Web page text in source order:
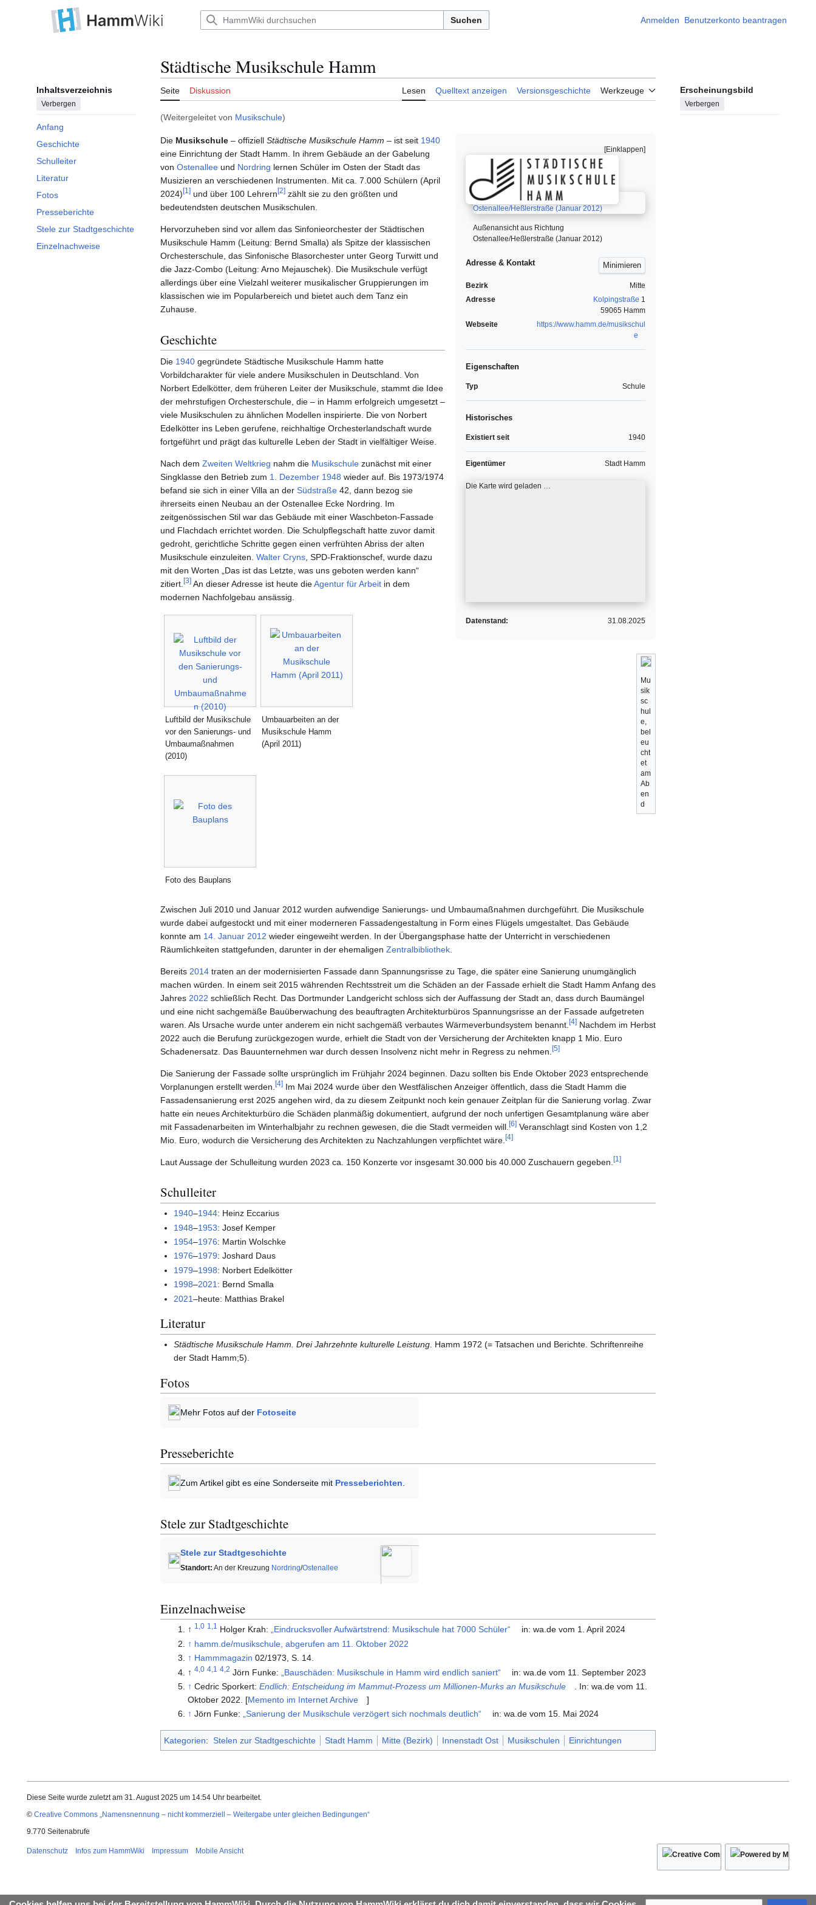
Hauptmenü Suchen Anmelden Benutzerkonto beantragen
Inhaltsverzeichnis
Verbergen
Anfang
Geschichte
Schulleiter
Literatur
Fotos
Presseberichte
Stele zur Stadtgeschichte
Einzelnachweise
Städtische Musikschule Hamm
Seite Diskussion Lesen Quelltext anzeigen Versionsgeschichte Werkzeuge Erscheinungsbild
Verbergen
(Weitergeleitet von Musikschule)
Außenansicht aus Richtung
Ostenallee/Heßlerstraße (Januar 2012)
Adresse & Kontakt
Bezirk
Mitte
Adresse
Kolpingstraße 1
59065 Hamm
Webseite
https://www.hamm.de/musikschul
e
Eigenschaften
Typ Schule
Historisches
Existiert seit 1940
Eigentümer Stadt Hamm
Die Karte wird geladen …
Datenstand: 31.08.2025
Mu
sik
sc
hul
e,
bel
eu
cht
et
am
Ab
en
d
Die Musikschule – offiziell Städtische Musikschule Hamm – ist seit 1940
eine Einrichtung der Stadt Hamm. In ihrem Gebäude an der Gabelung
von Ostenallee und Nordring lernen Schüler im Osten der Stadt das
Musizieren an verschiedenen Instrumenten. Mit ca. 7.000 Schülern (April
2024) [1] und über 100 Lehrern [2] zählt sie zu den größten und
bedeutendsten deutschen Musikschulen.
Hervorzuheben sind vor allem das Sinfonieorchester der Städtischen
Musikschule Hamm (Leitung: Bernd Smalla) als Spitze der klassischen
Orchesterschule, das Sinfonische Blasorchester unter Georg Turwitt und
die Jazz-Combo (Leitung: Arno Mejauschek). Die Musikschule verfügt
allerdings über eine Vielzahl weiterer musikalischer Gruppierungen im
klassischen wie im Popularbereich und bietet auch dem Tanz ein
Zuhause.
Geschichte
Die 1940 gegründete Städtische Musikschule Hamm hatte
Vorbildcharakter für viele andere Musikschulen in Deutschland. Von
Norbert Edelkötter, dem früheren Leiter der Musikschule, stammt die Idee
der mehrstufigen Orchesterschule, die – in Hamm erfolgreich umgesetzt –
viele Musikschulen zu ähnlichen Modellen inspirierte. Die von Norbert
Edelkötter ins Leben gerufene, reichhaltige Orchesterlandschaft wurde
fortgeführt und prägt das kulturelle Leben der Stadt in vielfältiger Weise.
Nach dem Zweiten Weltkrieg nahm die Musikschule zunächst mit einer
Singklasse den Betrieb zum 1. Dezember 1948 wieder auf. Bis 1973/1974
befand sie sich in einer Villa an der Südstraße 42, dann bezog sie
ihrerseits einen Neubau an der Ostenallee Ecke Nordring. Im
zeitgenössischen Stil war das Gebäude mit einer Waschbeton-Fassade
und Flachdach errichtet worden. Die Schulpflegschaft hatte zuvor damit
gedroht, gerichtliche Schritte gegen einen verfrühten Abriss der alten
Musikschule einzuleiten. Walter Cryns , SPD-Fraktionschef, wurde dazu
mit den Worten „Das ist das Letzte, was uns geboten werden kann“
zitiert. [3] An dieser Adresse ist heute dieAgentur für Arbeit in dem
modernen Nachfolgebau ansässig.
Luftbild der Musikschule
vor den Sanierungs- und
Umbaumaßnahmen
(2010)
Umbauarbeiten an der
Musikschule Hamm
(April 2011)
Foto des Bauplans
Zwischen Juli 2010 und Januar 2012 wurden aufwendige Sanierungs- und Umbaumaßnahmen durchgeführt. Die Musikschule
wurde dabei aufgestockt und mit einer moderneren Fassadengestaltung in Form eines Flügels umgestaltet. Das Gebäude
konnte am 14. Januar 2012 wieder eingeweiht werden. In der Übergangsphase hatte der Unterricht in verschiedenen
Räumlichkeiten stattgefunden, darunter in der ehemaligen Zentralbibliothek
Bereits 2014 traten an der modernisierten Fassade dann Spannungsrisse zu Tage, die später eine Sanierung unumgänglich
machen würden. In einem seit 2015 währenden Rechtsstreit um die Schäden an der Fassade erhielt die Stadt Hamm Anfang des
Jahres 2022 schließlich Recht. Das Dortmunder Landgericht schloss sich der Auffassung der Stadt an, dass durch Baumängel
und eine nicht sachgemäße Bauüberwachung des beauftragten Architekturbüros Spannungsrisse an der Fassade aufgetreten
waren. Als Ursache wurde unter anderem ein nicht sachgemäß verbautes Wärmeverbundsystem benannt. [4] Nachdem im Herbst
2022 auch die Berufung zurückgezogen wurde, erhielt die Stadt von der Versicherung der Architekten knapp 1 Mio. Euro
Schadenersatz. Das Bauunternehmen war durch dessen Insolvenz nicht mehr in Regress zu nehmen. [5]
Die Sanierung der Fassade sollte ursprünglich im Frühjahr 2024 beginnen. Dazu sollten bis Ende Oktober 2023 entsprechende
Vorplanungen erstellt werden. [4] Im Mai 2024 wurde über den Westfälischen Anzeiger öffentlich, dass die Stadt Hamm die
Fassadensanierung erst 2025 angehen wird, da zu diesem Zeitpunkt noch kein genauer Zeitplan für die Sanierung vorlag. Zwar
hatte ein neues Architekturbüro die Schäden planmäßig dokumentiert, aufgrund der noch unfertigen Gesamtplanung wäre aber
mit Fassadenarbeiten im Winterhalbjahr zu rechnen gewesen, die die Stadt vermeiden will. [6] Veranschlagt sind Kosten von 1,2
Mio. Euro, wodurch die Versicherung des Architekten zu Nachzahlungen verpflichtet wäre. [4]
Laut Aussage der Schulleitung wurden 2023 ca. 150 Konzerte vor insgesamt 30.000 bis 40.000 Zuschauern gegeben. [1]
Schulleiter
1940–1944: Heinz Eccarius
1948–1953: Josef Kemper
1954–1976: Martin Wolschke
1976–1979: Joshard Daus
1979–1998: Norbert Edelkötter
1998–2021 : Bernd Smalla
2021–heute: Matthias Brakel
Literatur
Städtische Musikschule Hamm. Drei Jahrzehnte kulturelle Leistung . Hamm 1972 (= Tatsachen und Berichte. Schriftenreihe
der Stadt Hamm;5).
Fotos
Mehr Fotos auf der Fotoseite
Presseberichte
Zum Artikel gibt es eine Sonderseite mit Presseberichten.
Stele zur Stadtgeschichte
Stele zur Stadtgeschichte
Standort: An der Kreuzung Nordring/Ostenallee
Einzelnachweise
↑ 1,0 1,1 Holger Krah: „Eindrucksvoller Aufwärtstrend: Musikschule hat 7000 Schüler“
in: wa.de vom 1. April 2024
↑ hamm.de/musikschule, abgerufen am 11. Oktober 2022
↑ Hammmagazin 02/1973, S. 14.
↑ 4,0 4,1 4,2 Jörn Funke: „Bauschäden: Musikschule in Hamm wird endlich saniert“
in: wa.de vom 11. September 2023
↑ Cedric Sporkert: Endlich: Entscheidung im Mammut-Prozess um Millionen-Murks an Musikschule
. In: wa.de vom 11.
Oktober 2022. [Memento im Internet Archive
]
↑ Jörn Funke: „Sanierung der Musikschule verzögert sich nochmals deutlich“ in: wa.de vom 15. Mai 2024
Kategorien: Stelen zur Stadtgeschichte Stadt Hamm Mitte (Bezirk) Innenstadt Ost Musikschulen Einrichtungen
Diese Seite wurde zuletzt am 31. August 2025 um 14:54 Uhr bearbeitet.
© Creative Commons „Namensnennung – nicht kommerziell – Weitergabe unter gleichen Bedingungen“
9.770 Seitenabrufe
Datenschutz Infos zum HammWiki Impressum Mobile Ansicht